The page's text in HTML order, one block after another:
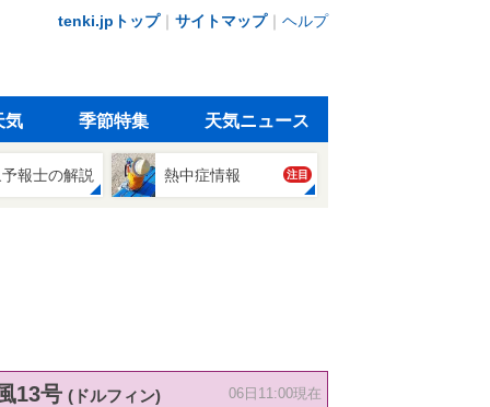
tenki.jpトップ｜ サイトマップ｜ ヘルプ
気 季節特集 天気ニュース
報士の解説 熱中症情報 注目
13号 (ドルフィン) 06日11:00現在